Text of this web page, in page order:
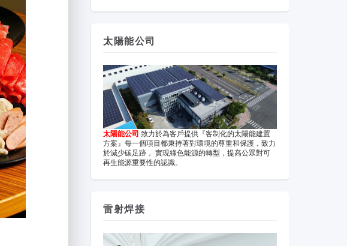
太陽能公司
太陽能公司 致力於為客戶提供『客制化的太陽能建置
方案』每一個項目都秉持著對環境的尊重和保護，致力
於減少碳足跡， 實現綠色能源的轉型，提高公眾對可
再生能源重要性的認識。
雷射焊接